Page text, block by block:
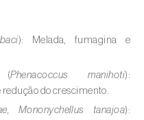
): Melada, fumagina e
(Phenacoccus manihoti):
redução do crescimento.
, Mononychellus tanajoa):